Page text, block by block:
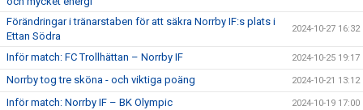
Förändringar i tränarstaben för att säkra Norrby IF:s plats i
Ettan Södra
2024-10-27 16:32
Inför match: FC Trollhättan – Norrby IF 2024-10-25 19:17
Norrby tog tre sköna - och viktiga poäng 2024-10-21 13:12
Inför match: Norrby IF – BK Olympic 2024-10-19 17:00